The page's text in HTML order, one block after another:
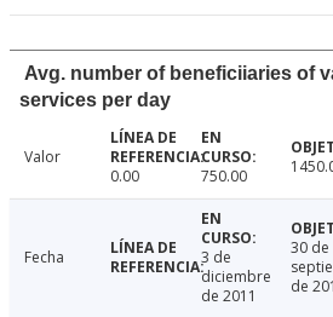
Avg. number of beneficiiaries of
services per day
Valor
0.00
750.00
Fecha
3 de
diciembre
de 2011
30 de
de